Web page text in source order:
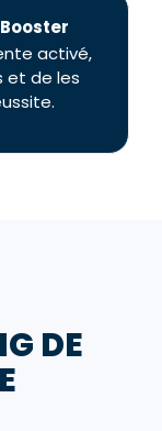
activé,
et de les
DE